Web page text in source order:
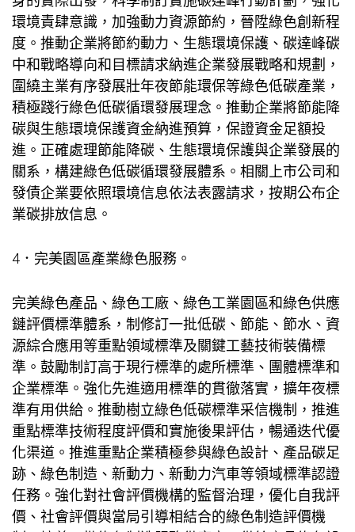
環境責肆意識，加強動力資源節約，晉陞綠色創新程
度。推動企業將節約動力、生態環境保護、碳達峰碳
中和戰略導向和目標請求納進企業發展戰略和規劃，
圍繞主業有序發展壯年夜節能環保等綠色低碳產業，
積極踐行綠色低碳循環發展理念。推動企業將節能降
碳與生態環境保護資金納進預算，保證資金足額投
進。正確處理節能降碳、生態環境保護與企業發展的
關系，構建綠色低碳循環發展體系。相關上市公司和
發債企業要依照環境信息依法表露請求，按期公布企
業碳排放信息。
4．完美園區產業綠色服務。
完美綠色產品、綠色工廠、綠色工業園區和綠色供應
鏈評價標準體系，制修訂一批低碳、節能、節水、資
源綜合應用等重點領域標準及關鍵工藝技術裝備標
準。鼓勵制訂高于現行標準的處所標準、團體標準和
企業標準。強化先進適用標準的貫徹落實，擴年夜標
準有用供給。推動樹立綠色低碳標準采信機制，推進
重點標準技術程度評價和實施後果評估，暢通迭代優
化渠道。推進重點企業積極參與綠色設計、產品碳足
跡、綠色制造、新動力、新動力汽車等領域標準認證
任務。強化對社會評價機構的監督治理，優化自我評
價、社會評價與當局引導相結合的綠色制造評價機